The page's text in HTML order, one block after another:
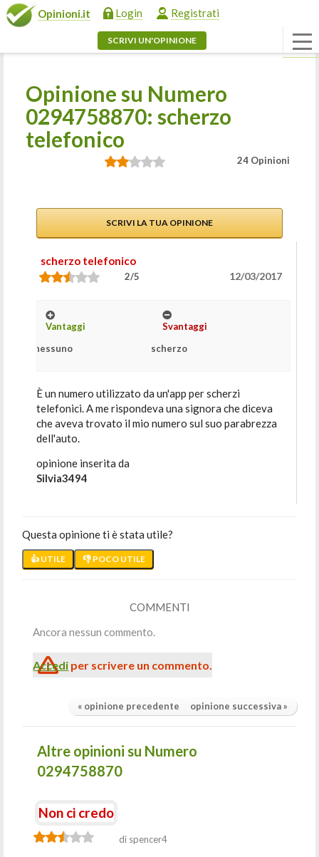
Opinioni.it Login Registrati
SCRIVI UN'OPINIONE
Opinione su Numero
0294758870: scherzo
telefonico
24 Opinioni
SCRIVI LA TUA OPINIONE
scherzo telefonico
2/5 12/03/2017
Vantaggi
nessuno
Svantaggi
scherzo
È un numero utilizzato da un'app per scherzi
telefonici. A me rispondeva una signora che diceva
che aveva trovato il mio numero sul suo parabrezza
dell'auto.
opinione inserita da
Silvia3494
Questa opinione ti è stata utile?
👍 UTILE 👎 POCO UTILE
COMMENTI
Ancora nessun commento.
Accedi per scrivere un commento.
« opinione precedente opinione successiva »
Altre opinioni su Numero
0294758870
Non ci credo
di spencer4